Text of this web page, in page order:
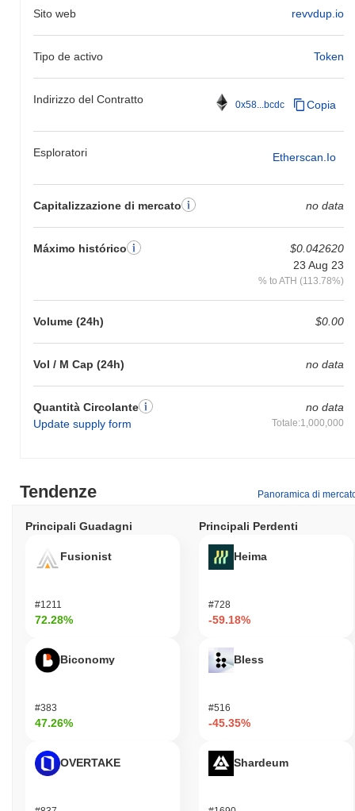
Sito web revvdup.io
Tipo de activo Token
Indirizzo del Contratto 0x58...bcdc Copia
Esploratori Etherscan.io
Capitalizzazione di mercato no data
Máximo histórico
$0.042620
23 Aug 23
% to ATH (113.78%)
Volume (24h) $0.00
Vol / M Cap (24h) no data
Quantità Circolante
Update supply form
no data
Totale:1,000,000
Tendenze Panoramica di
Principali Guadagni
Fusionist
#1211
72.28%
Biconomy
#383
47.26%
OVERTAKE
Principali Perdenti
Heima
#728
-59.18%
Bless
#516
-45.35%
Shardeum